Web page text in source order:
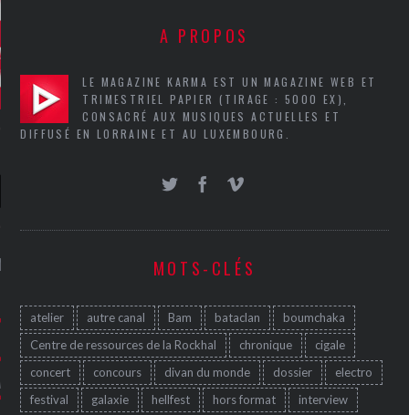
CRITIQUES
7.6
DUDE’S REV...
5.4
CLAN – A BE...
6.8
– HEL...
A PROPOS
LE MAGAZINE KARMA EST UN MAGAZINE WEB ET
TRIMESTRIEL PAPIER (TIRAGE : 5000 EX),
CONSACRÉ AUX MUSIQUES ACTUELLES ET
DIFFUSÉ EN LORRAINE ET AU LUXEMBOURG.
MOTS-CLÉS
atelier autre canal Bam bataclan
boumchaka
Centre de ressources de la Rockhal
chronique
cigale
concert
concours divan du monde dossier
electro
festival
galaxie hellfest hors format
interview